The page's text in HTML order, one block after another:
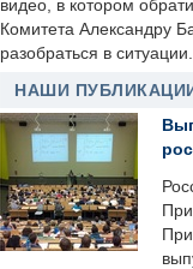
видео, в котором
Комитета Александру
разобраться в ситуации.
НАШИ